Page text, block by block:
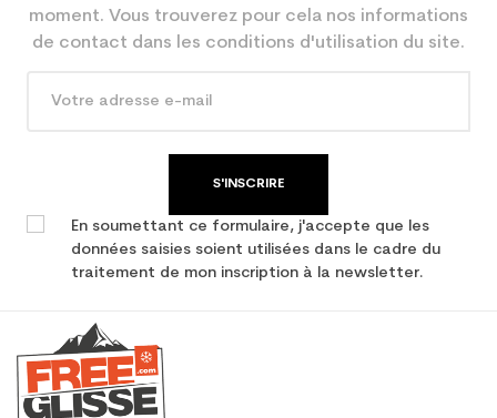
En achetant d'occasion :
Economie CO² (en kg)
2.34
moment. Vous trouverez pour cela nos informations
de contact dans les conditions d'utilisation du site.
S'INSCRIRE
En soumettant ce formulaire, j'accepte que les
données saisies soient utilisées dans le cadre du
traitement de mon inscription à la newsletter.